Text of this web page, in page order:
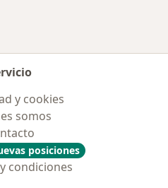
y cookies
somos
posiciones
condiciones